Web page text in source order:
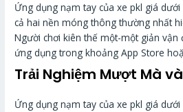
Ứng dụng nạm tay của xe pkl giá
cả hai nền móng thông thường nhất
Người chơi kiên thế một-một giản vận
ứng dụng trong khoảng App Store
Trải Nghiệm Mượt Mà
Ứng dụng nạm tay của xe pkl giá